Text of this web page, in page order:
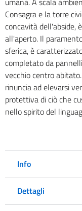
Consagra e la torre
concavità dell'abside,
all'aperto. Il
sferica, è
completato da
vecchio centro
rinuncia ad elevarsi
protettiva di ciò che
nello spirito del
Info
Dettagli